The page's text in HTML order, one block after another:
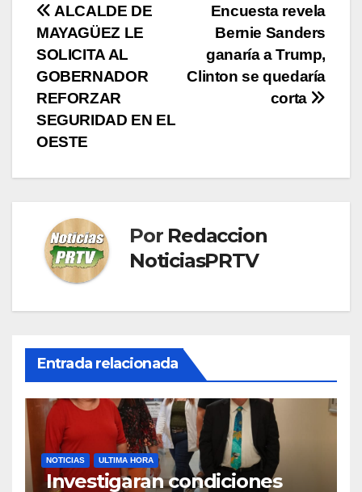
Navegación
de
entradas
Encuesta revela
Bernie Sanders
ganaría a Trump,
Clinton se quedaría
corta
ALCALDE DE
MAYAGÜEZ LE
SOLICITA AL
GOBERNADOR
REFORZAR
SEGURIDAD EN EL
OESTE
Por Redaccion
NoticiasPRTV
Entrada relacionada
NOTICIAS ULTIMA HORA
Investigaran condiciones